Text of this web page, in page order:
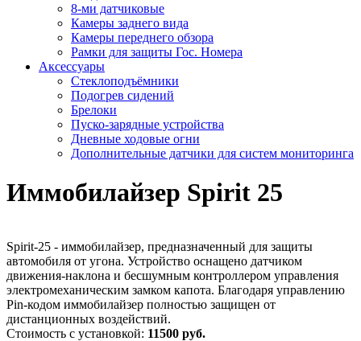
8-ми датчиковые
Камеры заднего вида
Камеры переднего обзора
Рамки для защиты Гос. Номера
Аксессуары
Стеклоподъёмники
Подогрев сидений
Брелоки
Пуско-зарядные устройства
Дневные ходовые огни
Дополнительные датчики для систем мониторинга
Иммобилайзер Spirit 25
Spirit-25 - иммобилайзер, предназначенный для защиты
автомобиля от угона. Устройство оснащено датчиком
движения-наклона и бесшумным контроллером управления
электромеханическим замком капота. Благодаря управлению
Pin-кодом иммобилайзер полностью защищен от
дистанционных воздействий.
Стоимость с установкой: 11500 руб.